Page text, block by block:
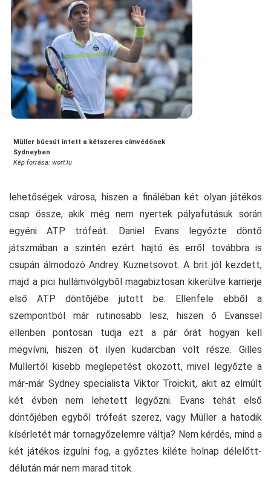
Müller búcsút intett a kétszeres címvédőnek
Sydneyben
Kép forrása: wort.lu
lehetőségek városa, hiszen a fináléban két olyan játékos
csap össze, akik még nem nyertek pályafutásuk során
egyéni ATP trófeát. Daniel Evans legyőzte döntő
játszmában a szintén ezért hajtó és erről továbbra is
csupán álmodozó Andrey Kuznetsovot. A brit jól kezdett,
majd a pici hullámvölgyből magabiztosan kikerülve karrierje
első ATP döntőjébe jutott be. Ellenfele ebből a
szempontból már rutinosabb lesz, hiszen ő Evanssel
ellenben pontosan tudja ezt a pár órát hogyan kell
megvívni, hiszen öt ilyen kudarcban volt része. Gilles
Müllertől kisebb meglepetést okozott, mivel legyőzte a
már-már Sydney specialista Viktor Troickit, akit az elmúlt
két évben nem lehetett legyőzni. Evans tehát első
döntőjében egyből trófeát szerez, vagy Müller a hatodik
kísérletét már tornagyőzelemre váltja? Nem kérdés, mind a
két játékos izgulni fog, a győztes kiléte holnap délelőtt-
délután már nem marad titok.